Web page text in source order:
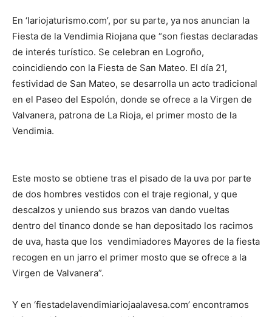
En ‘lariojaturismo.com’, por su parte, ya nos anuncian la
Fiesta de la Vendimia Riojana que “son fiestas declaradas
de interés turístico. Se celebran en Logroño,
coincidiendo con la Fiesta de San Mateo. El día 21,
festividad de San Mateo, se desarrolla un acto tradicional
en el Paseo del Espolón, donde se ofrece a la Virgen de
Valvanera, patrona de La Rioja, el primer mosto de la
Vendimia.
Este mosto se obtiene tras el pisado de la uva por parte
de dos hombres vestidos con el traje regional, y que
descalzos y uniendo sus brazos van dando vueltas
dentro del tinanco donde se han depositado los racimos
de uva, hasta que los vendimiadores Mayores de la fiesta
recogen en un jarro el primer mosto que se ofrece a la
Virgen de Valvanera”.
Y en ‘fiestadelavendimiariojaalavesa.com’ encontramos